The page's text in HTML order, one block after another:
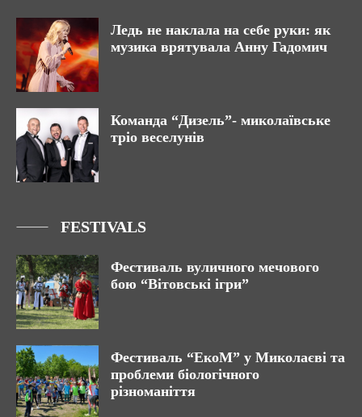
Ледь не наклала на себе руки: як
музика врятувала Анну Гадомич
Команда “Дизель”- миколаївське
тріо веселунів
FESTIVALS
Фестиваль вуличного мечового
бою “Вітовські ігри”
Фестиваль “ЕкоМ” у Миколаєві та
проблеми біологічного
різноманіття